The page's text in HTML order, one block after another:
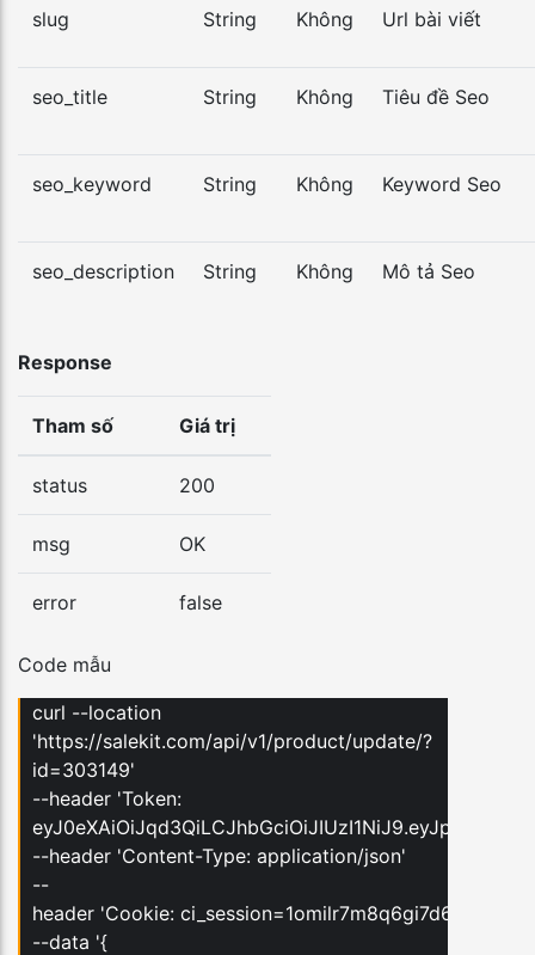
slug String Không Url bài viết
seo_title String Không Tiêu đề Seo
seo_keyword String Không Keyword Seo
seo_description String Không Mô tả Seo
Response
Tham số Giá trị
status 200
msg OK
error false
Code mẫu
curl --location
'https://salekit.com/api/v1/product/update/?
id=303149'
--header 'Token:
--header 'Content-Type: application/json'
--
header 'Cookie:
--data '{